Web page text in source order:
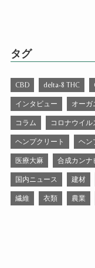
タグ
CBD delta-8 THC
インタビュー オーガ
コラム コロナウイル
ヘンプクリート ヘン
医療大麻 合成カンナ
国内ニュース 建材
繊維 衣類 農業